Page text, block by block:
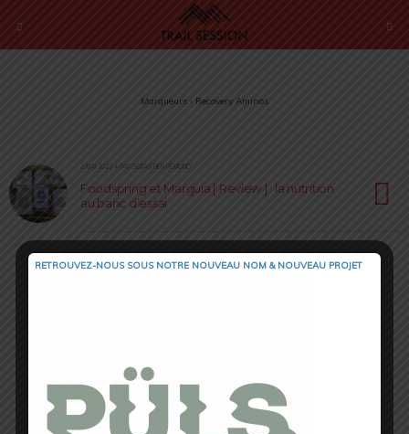
Marqueurs › Recovery Aminos
2 MAI 2023 • PAR SÉBASTIEN RÉMOND
Foodspring et Marguia [ Review ] : la nutrition
au banc d’essai
RETROUVEZ-NOUS SOUS NOTRE NOUVEAU NOM & NOUVEAU PROJET